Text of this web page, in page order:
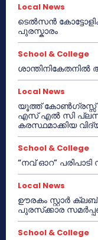
Local News
ടെൽസൻ
പുരസ്കാരം
School & College
ശാന്തിനികേതനിൽ
Local News
യൂത്ത് കോൺഗ്രസ്സ്
എസ് എൽ സി പ്ലസ്
കരസ്ഥമാക്കിയ
School & College
“നവ് ഓറ” പരിപാടി
Local News
ഊരകം സ്റ്റാർ
പുരസ്‌ക്കാര
School & College